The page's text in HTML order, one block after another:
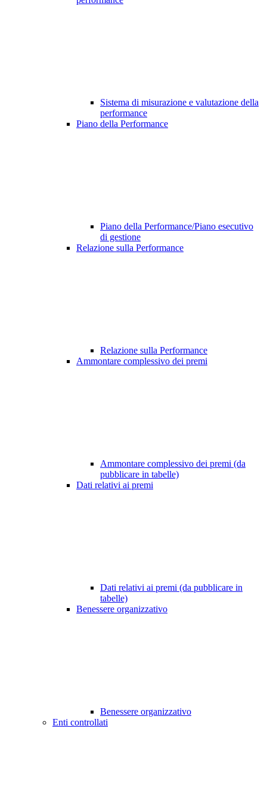
Sistema di misurazione e valutazione della
performance
Piano della Performance
Piano della Performance/Piano esecutivo
di gestione
Relazione sulla Performance
Relazione sulla Performance
Ammontare complessivo dei premi
Ammontare complessivo dei premi (da
pubblicare in tabelle)
Dati relativi ai premi
Dati relativi ai premi (da pubblicare in
tabelle)
Benessere organizzativo
Benessere organizzativo
Enti controllati